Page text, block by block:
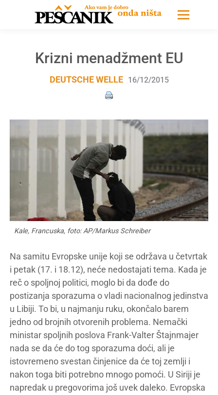
Krizni menadžment EU
DEUTSCHE WELLE 16/12/2015
Kale, Francuska, foto: AP/Markus Schreiber
Na samitu Evropske unije koji se održava u četvrtak
i petak (17. i 18.12), neće nedostajati tema. Kada je
reč o spoljnoj politici, moglo bi da dođe do
postizanja sporazuma o vladi nacionalnog jedinstva
u Libiji. To bi, u najmanju ruku, okončalo barem
jedno od brojnih otvorenih problema. Nemački
ministar spoljnih poslova Frank-Valter Štajnmajer
nada se da će do tog sporazuma doći, ali je
istovremeno svestan činjenice da će toj zemlji i
nakon toga biti potrebno mnogo pomoći. U Siriji je
napredak u pregovorima još uvek daleko. Evropska